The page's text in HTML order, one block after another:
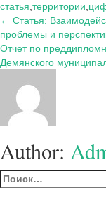
статья территории
Навигация
по
записям
← Статья:
проблемы и
Отчет по
Демянского
Author:
Найти: